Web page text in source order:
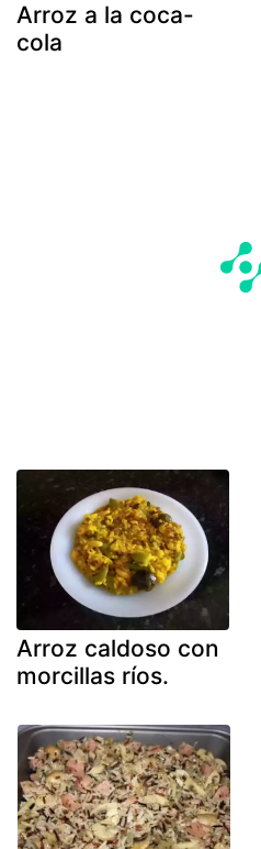
Arroz a la coca-
cola
Arroz caldoso con
morcillas ríos.